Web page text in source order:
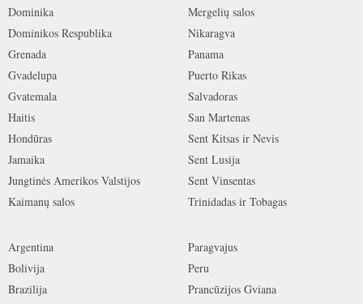
Dominika
Dominikos Respublika
Grenada
Gvadelupa
Gvatemala
Haitis
Hondūras
Jamaika
Jungtinės Amerikos Valstijos
Kaimanų salos
Mergelių salos
Nikaragva
Panama
Puerto Rikas
Salvadoras
San Martenas
Sent Kitsas ir Nevis
Sent Lusija
Sent Vinsentas
Trinidadas ir Tobagas
Argentina
Bolivija
Brazilija
Paragvajus
Peru
Prancūzijos Gviana